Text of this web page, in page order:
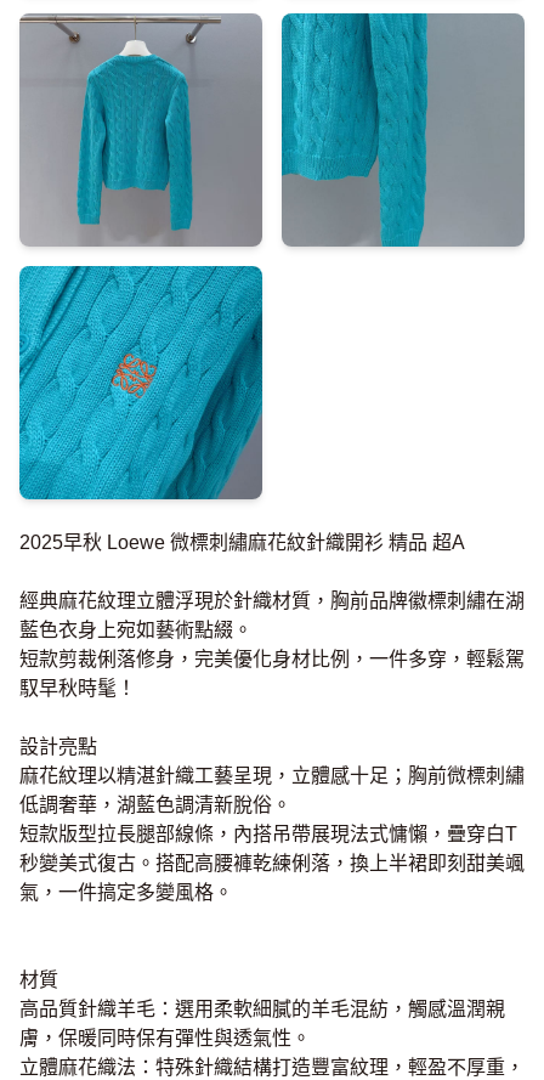
2025早秋 Loewe 微標刺繡麻花紋針織開衫 精品 超A
經典麻花紋理立體浮現於針織材質，胸前品牌徽標刺繡在湖
藍色衣身上宛如藝術點綴。
短款剪裁俐落修身，完美優化身材比例，一件多穿，輕鬆駕
馭早秋時髦！
設計亮點
麻花紋理以精湛針織工藝呈現，立體感十足；胸前微標刺繡
低調奢華，湖藍色調清新脫俗。
短款版型拉長腿部線條，內搭吊帶展現法式慵懶，疊穿白T
秒變美式復古。搭配高腰褲乾練俐落，換上半裙即刻甜美颯
氣，一件搞定多變風格。
材質
高品質針織羊毛：選用柔軟細膩的羊毛混紡，觸感溫潤親
膚，保暖同時保有彈性與透氣性。
立體麻花織法：特殊針織結構打造豐富紋理，輕盈不厚重，